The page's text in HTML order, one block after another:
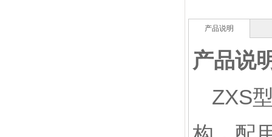
产品说明
产品说
ZXS